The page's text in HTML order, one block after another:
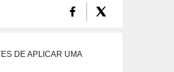
DE APLICAR UMA